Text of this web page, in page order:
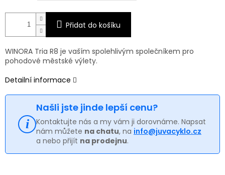
Přidat do košíku
WINORA Tria R8 je vaším spolehlivým společníkem pro
pohodové městské výlety.
Detailní informace
Našli jste jinde lepší cenu?
Kontaktujte nás a my vám ji dorovnáme. Napsat
nám můžete na chatu, na info@juvacyklo.cz
a nebo přijít na prodejnu.